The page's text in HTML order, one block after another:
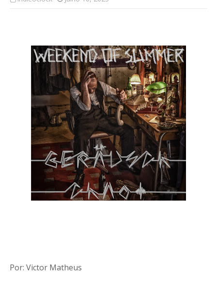
Por: Victor Matheus